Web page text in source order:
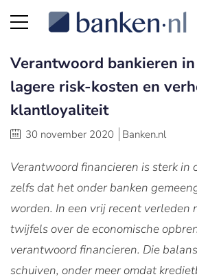
Verantwoord bankieren
lagere risk-kosten en
klantloyaliteit
30 november 2020 Banken.nl
Verantwoord financieren is sterk in
zelfs dat het onder banken
worden. In een vrij recent verleden
twijfels over de economische
verantwoord financieren. Die
schuiven, onder meer omdat